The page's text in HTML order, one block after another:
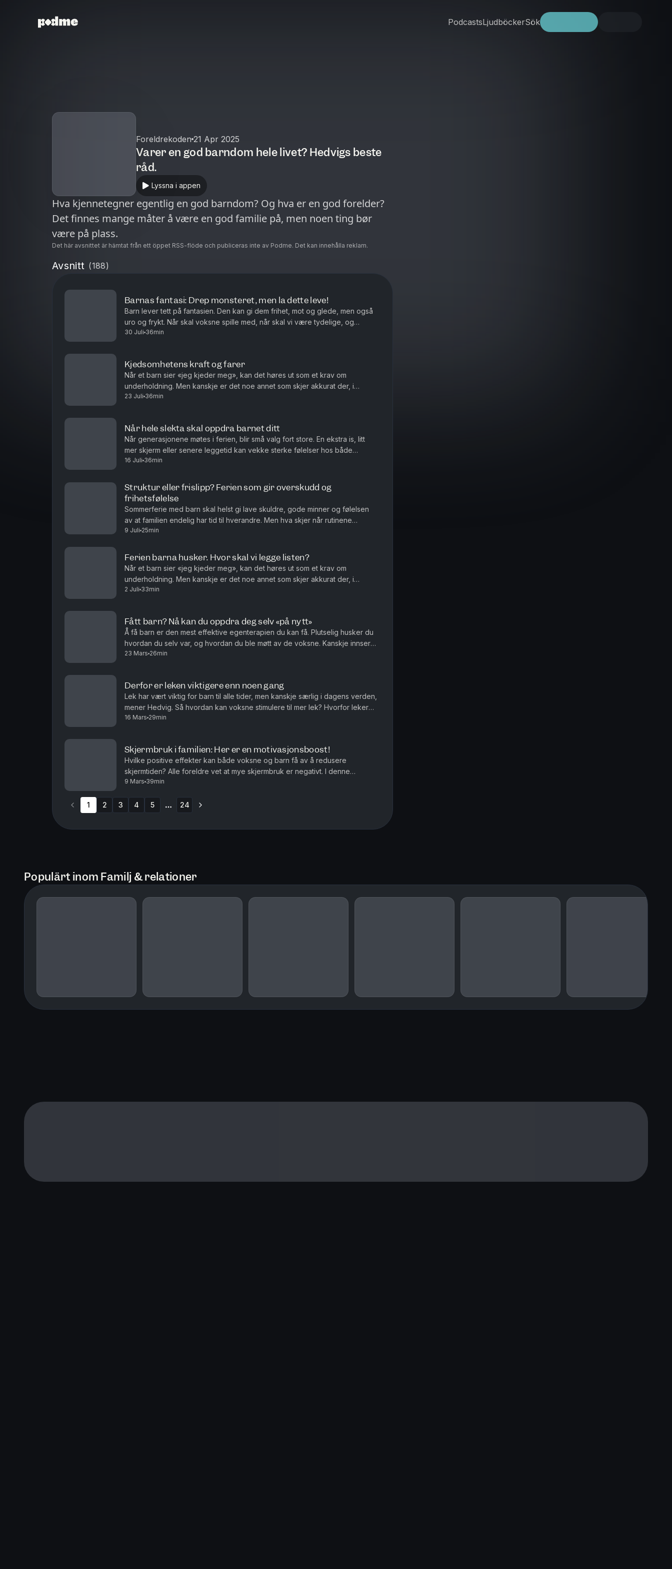
PodcastsLjudböckerSök
Foreldrekoden 21 Apr 2025
Varer en god barndom hele livet? Hedvigs beste
råd.
Lyssna i appen
Hva kjennetegner egentlig en god barndom? Og hva er en god forelder?
Det finnes mange måter å være en god familie på, men noen ting bør
være på plass.
Det här avsnittet är hämtat från ett öppet RSS-flöde och publiceras inte av Podme. Det kan innehålla reklam.
Avsnitt (188)
Barnas fantasi: Drep monsteret, men la dette leve!
Barn lever tett på fantasien. Den kan gi dem frihet, mot og glede, men også
uro og frykt. Når skal voksne spille med, når skal vi være tydelige, og
hvordan kan vi bruke fantasien til å forstå barna be...
30 Juli 36min
Kjedsomhetens kraft og farer
Når et barn sier «jeg kjeder meg», kan det høres ut som et krav om
underholdning. Men kanskje er det noe annet som skjer akkurat der, i
tomrommet før barnet finner på noe selv. Hvordan kan vi voksne b...
23 Juli 36min
Når hele slekta skal oppdra barnet ditt
Når generasjonene møtes i ferien, blir små valg fort store. En ekstra is, litt
mer skjerm eller senere leggetid kan vekke sterke følelser hos både
foreldre og besteforeldre. Det handler ofte om mer en...
16 Juli 36min
Struktur eller frislipp? Ferien som gir overskudd og
frihetsfølelse
Sommerferie med barn skal helst gi lave skuldre, gode minner og følelsen
av at familien endelig har tid til hverandre. Men hva skjer når rutinene
forsvinner, leggetiden flyter, barna blir ville og de ...
9 Juli 25min
Ferien barna husker. Hvor skal vi legge listen?
Når et barn sier «jeg kjeder meg», kan det høres ut som et krav om
underholdning. Men kanskje er det noe annet som skjer akkurat der, i
tomrommet før barnet finner på noe selv. Hvordan kan vi voksne b...
2 Juli 33min
Fått barn? Nå kan du oppdra deg selv «på nytt»
Å få barn er den mest effektive egenterapien du kan få. Plutselig husker du
hvordan du selv var, og hvordan du ble møtt av de voksne. Kanskje innser
du hvor liten du var da du oppførte deg på en måte ...
23 Mars 26min
Derfor er leken viktigere enn noen gang
Lek har vært viktig for barn til alle tider, men kanskje særlig i dagens verden,
mener Hedvig. Så hvordan kan voksne stimulere til mer lek? Hvorfor leker
noen barn mer selvstendig enn andre, og hvor m...
16 Mars 29min
Skjermbruk i familien: Her er en motivasjonsboost!
Hvilke positive effekter kan både voksne og barn få av å redusere
skjermtiden? Alle foreldre vet at mye skjermbruk er negativt. I denne
episoden snur vi på det: Hjerneforsker Ole Petter Hjelle er med ...
9 Mars 39min
1 2 3 4 5 24
Populärt inom Familj & relationer